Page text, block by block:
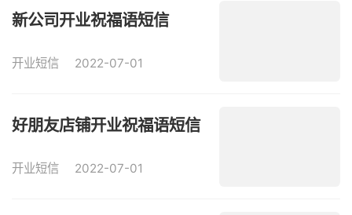
新公司开业祝福语短信
开业短信 2022-07-01
好朋友店铺开业祝福语短信
开业短信 2022-07-01